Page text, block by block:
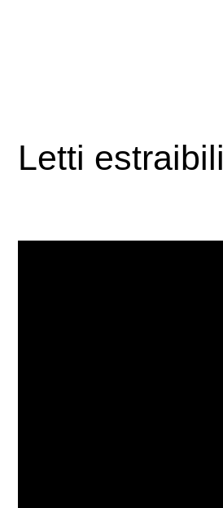
Letti estraibili